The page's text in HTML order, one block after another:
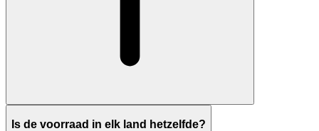
Is de voorraad in elk land hetzelfde?